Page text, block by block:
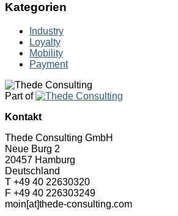
Kategorien
Industry
Loyalty
Mobility
Payment
Part of
Kontakt
Thede Consulting GmbH
Neue Burg 2
20457 Hamburg
Deutschland
T +49 40 22630320
F +49 40 226303249
moin[at]thede-consulting.com